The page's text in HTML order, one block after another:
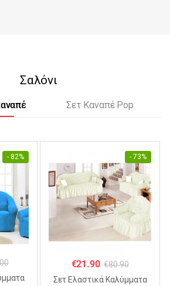
Σαλόνι
Σετ Καναπέ Pop
- 82% - 73%
€21.90 €80.90
Σετ Ελαστικά Καλύμματα